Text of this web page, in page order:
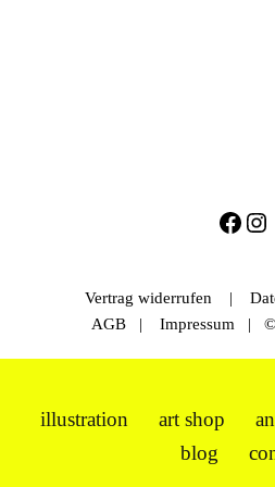
Vertrag widerrufen |
AGB| Impressum | ©
illustration art shop
blog